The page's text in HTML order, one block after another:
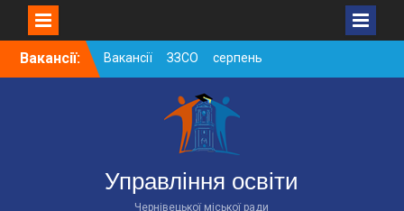
SkipВакансії:
Вакансії ЗЗСО серпень
2026
Вакансії ЗЗСО червень
Вакансії у ЗДО та
дошкільних підрозділах
ЗЗСО станом на
01.08.2026 р.
Управління освіти
Чернівецької міської ради